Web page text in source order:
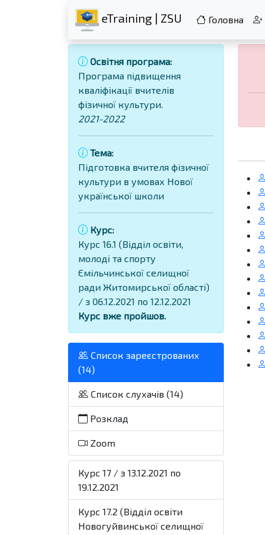
eTraining | ZSU Головна
Освітня програма:
Програма підвищення
кваліфікації вчителів
фізичної культури.
2021-2022
Тема:
Підготовка вчителя фізичної
культури в умовах Нової
української школи
Курс:
Курс 16.1 (Відділ освіти,
молоді та спорту
Ємільчинської селищної
ради Житомирської області)
/ з 06.12.2021 по 12.12.2021
Курс вже пройшов.
Список зареєстрованих
(14)
Список слухачів (14)
Розклад
Zoom
Курс 17 / з 13.12.2021 по
19.12.2021
Курс 17.2 (Відділ освіти
Новогуйвинської селищної